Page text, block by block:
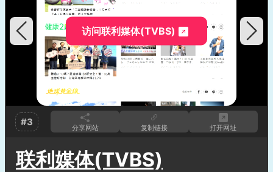
访问联利媒体(TVBS)
#3 分享网站 复制链接 打开网址
联利媒体(TVBS)